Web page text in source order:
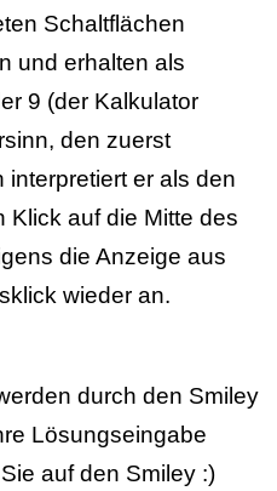
Schaltflächen
und erhalten als
9 (der Kalkulator
den zuerst
er als den
Klick auf die Mitte des
die Anzeige aus
wieder an.
durch den Smiley
Lösungseingabe
auf den Smiley :)